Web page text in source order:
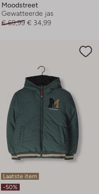
Moodstreet
Gewatteerde jas
€ 69,99 € 34,99
Laatste item
-50%